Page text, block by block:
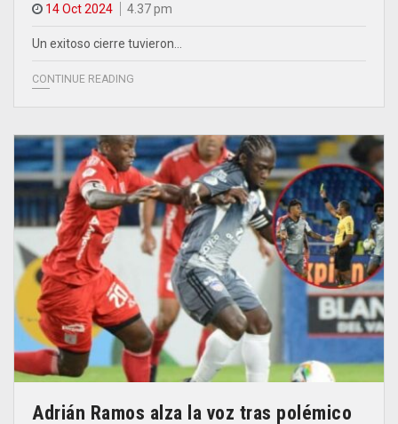
14 Oct 2024 4.37 pm
Un exitoso cierre tuvieron…
CONTINUE READING
Adrián Ramos alza la voz tras polémico